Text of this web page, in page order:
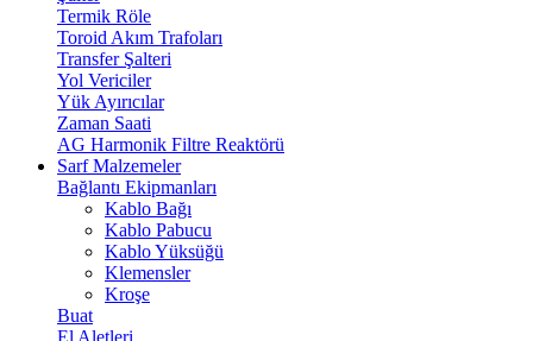
Termik Röle
Toroid Akım Trafoları
Transfer Şalteri
Yol Vericiler
Yük Ayırıcılar
Zaman Saati
AG Harmonik Filtre Reaktörü
Sarf Malzemeler
Bağlantı Ekipmanları
Kablo Bağı
Kablo Pabucu
Kablo Yüksüğü
Klemensler
Kroşe
Buat
El Aletleri